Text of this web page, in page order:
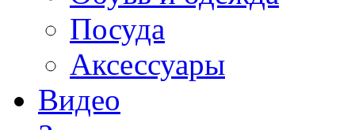
Посуда
Аксессуары
Видео